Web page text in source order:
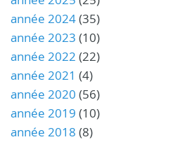
année 2024(35)
année 2023 (10)
année 2022 (22)
année 2021 (4)
année 2020 (56)
année 2019 (10)
année 2018 (8)